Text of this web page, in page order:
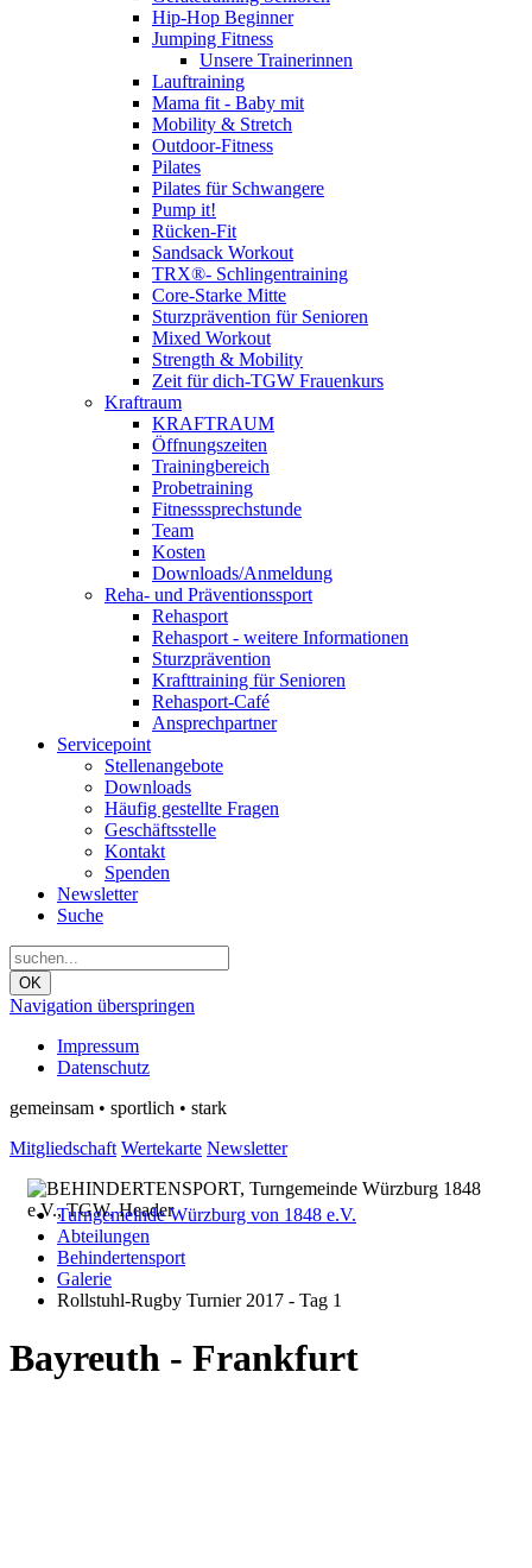
Hip-Hop Beginner
Jumping Fitness
Unsere Trainerinnen
Lauftraining
Mama fit - Baby mit
Mobility & Stretch
Outdoor-Fitness
Pilates
Pilates für Schwangere
Pump it!
Rücken-Fit
Sandsack Workout
TRX®- Schlingentraining
Core-Starke Mitte
Sturzprävention für Senioren
Mixed Workout
Strength & Mobility
Zeit für dich-TGW Frauenkurs
Kraftraum
KRAFTRAUM
Öffnungszeiten
Trainingbereich
Probetraining
Fitnesssprechstunde
Team
Kosten
Downloads/Anmeldung
Reha- und Präventionssport
Rehasport
Rehasport - weitere Informationen
Sturzprävention
Krafttraining für Senioren
Rehasport-Café
Ansprechpartner
Servicepoint
Stellenangebote
Downloads
Häufig gestellte Fragen
Geschäftsstelle
Kontakt
Spenden
Newsletter
Suche
OK
Navigation überspringen
Impressum
Datenschutz
gemeinsam • sportlich • stark
Mitgliedschaft Wertekarte Newsletter
Turngemeinde Würzburg von 1848 e.V.
Abteilungen
Behindertensport
Galerie
Rollstuhl-Rugby Turnier 2017 - Tag 1
Bayreuth - Frankfurt